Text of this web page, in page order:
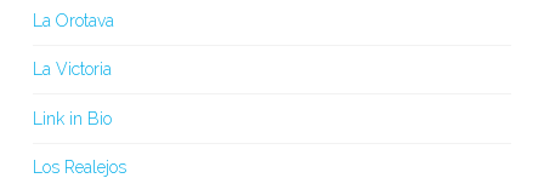
La Orotava
La Victoria
Link in Bio
Los Realejos